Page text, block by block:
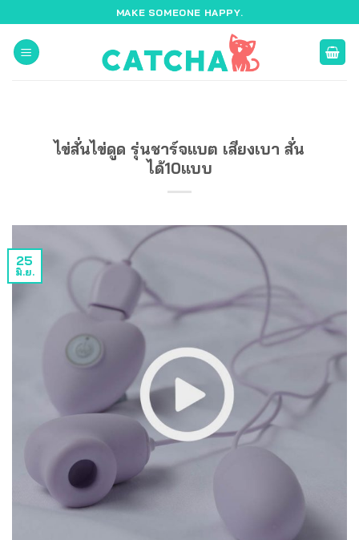
ไป
เนื้อหา
MAKE SOMEONE HAPPY.
ไข่สั่นไข่ดูด รุ่นชาร์จแบต เสียงเบา สั่น
ได้10แบบ
25
มิ.ย.